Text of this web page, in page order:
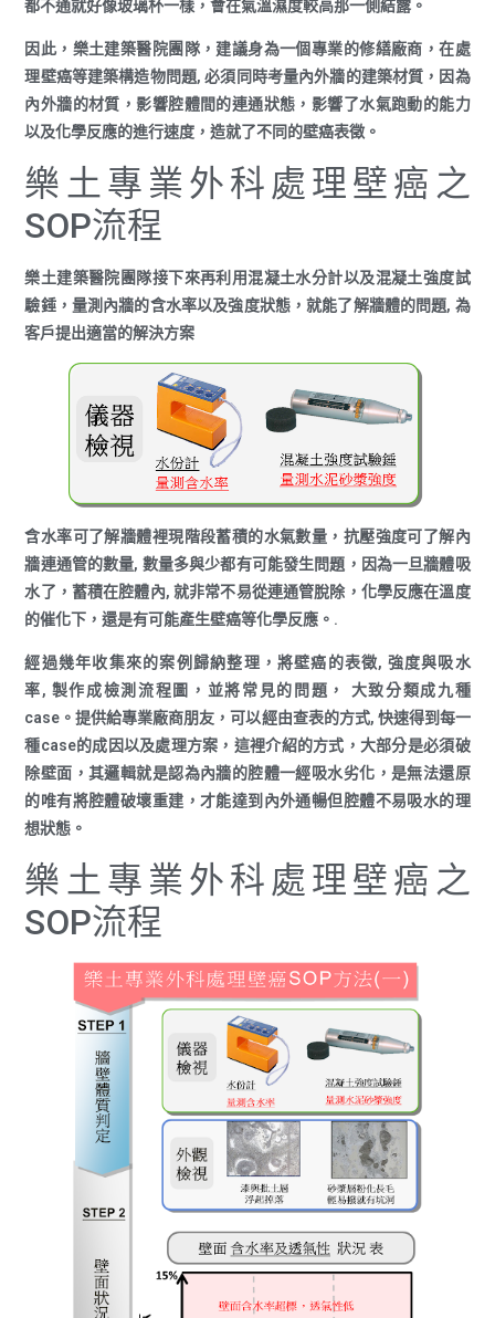
都不通就好像玻璃杯一樣，會在氣溫濕度較高那一側結露。
因此， 樂土建築醫院團隊，建議身為一個專業的修繕廠商，在處
理壁癌等建築構造物問題, 必須同時考量內外牆的建築材質，因為
內外牆的材質，影響腔體間的連通狀態，影響了水氣跑動的能力
以及化學反應的進行速度，造就了不同的壁癌表徵。
樂土專業外科處理壁癌之
SOP流程
樂土建築醫院團隊接下來再利用混凝土水分計以及混凝土強度試
驗錘，量測內牆的含水率以及強度狀態，就能了解牆體的問題, 為
客戶提出適當的解決方案
含水率可了解牆體裡現階段蓄積的水氣數量，抗壓強度可了解內
牆連通管的數量, 數量多與少都有可能發生問題，因為一旦牆體吸
水了，蓄積在腔體內, 就非常不易從連通管脫除，化學反應在溫度
的催化下，還是有可能產生壁癌等化學反應。.
經過幾年收集來的案例歸納整理，將壁癌的表徵, 強度與吸水
率, 製作成檢測流程圖，並將常見的問題， 大致分類成九種
case。提供給專業廠商朋友，可以經由查表的方式, 快速得到每一
種case的成因以及處理方案，這裡介紹的方式，大部分是必須破
除壁面，其邏輯就是認為內牆的腔體一經吸水劣化，是無法還原
的唯有將腔體破壞重建，才能達到內外通暢但腔體不易吸水的理
想狀態。
樂土專業外科處理壁癌之
SOP流程